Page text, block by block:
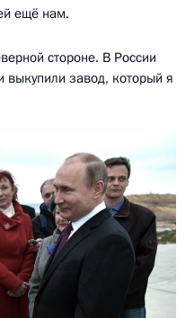
ещё нам.
стороне. В России
выкупили завод, который я